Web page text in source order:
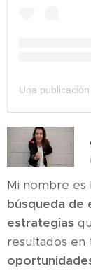
Mi nombre es
búsqueda de
estrategias
resultados en